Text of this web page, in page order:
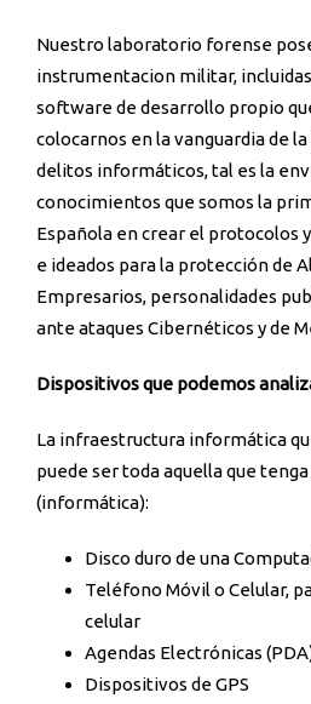
Nuestro laboratorio forense
instrumentacion militar,
software de desarrollo propio
colocarnos en la vanguardia de
delitos informáticos, tal es la
conocimientos que somos la
Española en crear el protocolos
e ideados para la protección de
Empresarios, personalidades
ante ataques Cibernéticos y de
Dispositivos que podemos
La infraestructura informática
puede ser toda aquella que
(informática):
Disco duro de una
Teléfono Móvil o Celular,
celular
Agendas Electrónicas
Dispositivos de GPS